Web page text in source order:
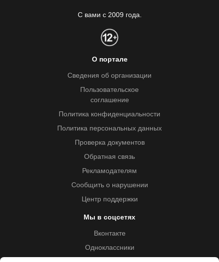
С вами с 2009 года.
О портале
Сведения об организации
Пользовательское
соглашение
Политика конфиденциальности
Политика персональных данных
Проверка документов
Обратная связь
Рекламодателям
Сообщить о нарушении
Центр поддержки
Мы в соцсетях
Вконтакте
Одноклассники